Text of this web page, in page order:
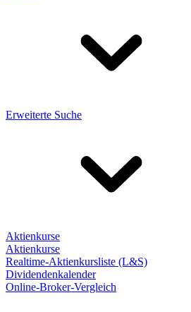
Erweiterte Suche
Aktienkurse
Aktienkurse
Realtime-Aktienkursliste (L&S)
Dividendenkalender
Online-Broker-Vergleich